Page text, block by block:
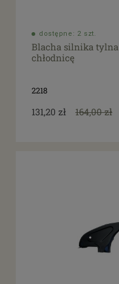
dostępne: 2 szt.
Blacha silnika
chłodnicę
2218
131,20 zł 164,00 zł